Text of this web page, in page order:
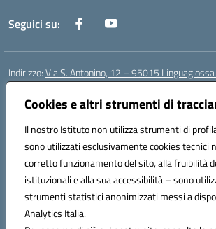
Cookies e altri strumenti di
Il nostro Istituto non utilizza strumenti di
sono utilizzati esclusivamente cookies tecnici
corretto funzionamento del sito, alla fruibilità
istituzionali e alla sua accessibilità – sono
strumenti statistici anonimizzati messi a
Analytics Italia.
Seguici su:
Indirizzo:Via S. Antonino, 12 – 95015 Linguaglossa
Centralino:
Posta elettronica certificata (PEC):
Codice fiscale: 83002470876
Codice meccanografico:CTIC83200R
Codice Indice delle Pubbliche Amministrazioni
Codice unico di fatturazione (CUF): UF7TEB
Hosting & Powered by 3D